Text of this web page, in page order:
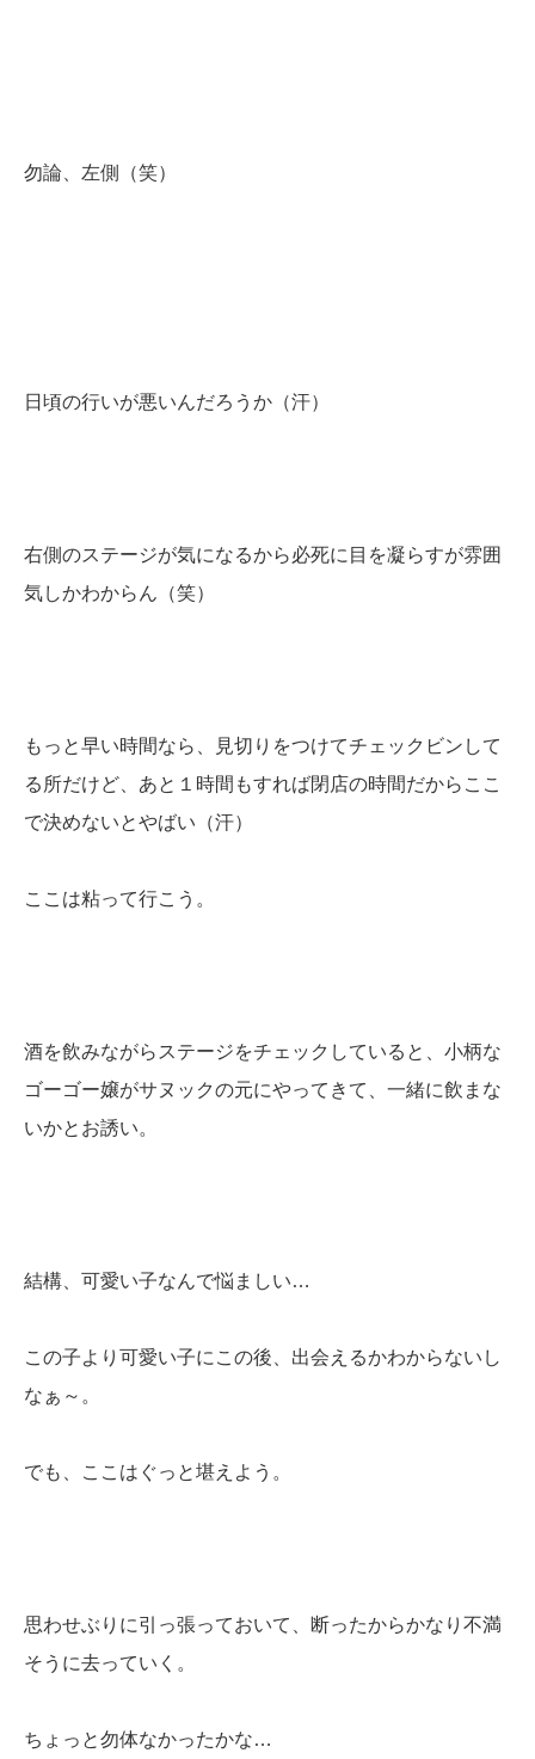
勿論、左側（笑）
日頃の行いが悪いんだろうか（汗）
右側のステージが気になるから必死に目を凝らすが雰囲
気しかわからん（笑）
もっと早い時間なら、見切りをつけてチェックビンして
る所だけど、あと１時間もすれば閉店の時間だからここ
で決めないとやばい（汗）
ここは粘って行こう。
酒を飲みながらステージをチェックしていると、小柄な
ゴーゴー嬢がサヌックの元にやってきて、一緒に飲まな
いかとお誘い。
結構、可愛い子なんで悩ましい…
この子より可愛い子にこの後、出会えるかわからないし
なぁ～。
でも、ここはぐっと堪えよう。
思わせぶりに引っ張っておいて、断ったからかなり不満
そうに去っていく。
ちょっと勿体なかったかな…